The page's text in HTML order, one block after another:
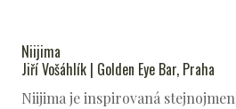
Niijima
Jiří Vošáhlík | Golden Eye Bar, Praha
Niijima je inspirovaná